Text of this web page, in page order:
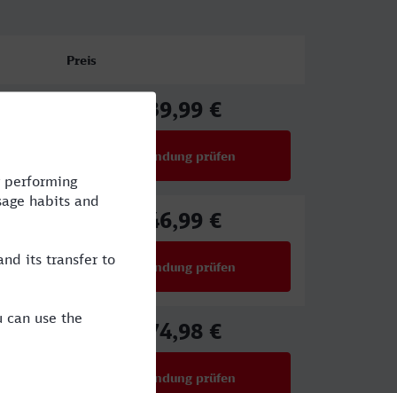
Preis
39,99 €
Verbindung prüfen
46,99 €
Verbindung prüfen
74,98 €
Verbindung prüfen